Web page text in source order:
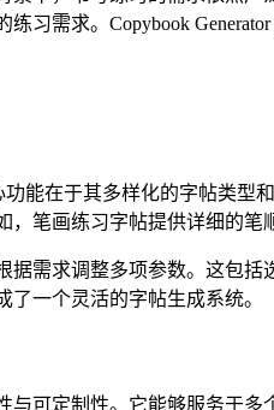
习需求。Copybook
功能在于其多样化的字帖类
，笔画练习字帖提供详细的
据需求调整多项参数。这包
一个灵活的字帖生成系统。
与可定制性。它能够服务于